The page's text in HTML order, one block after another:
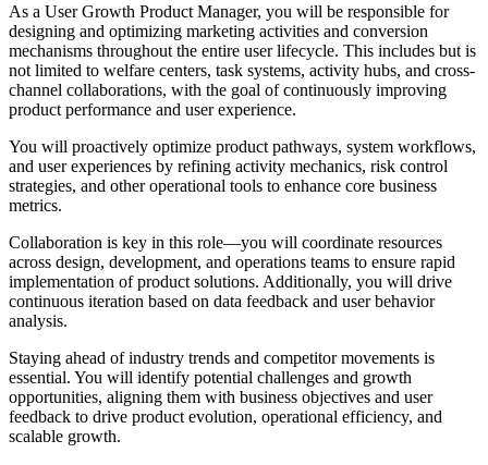
As a User Growth Product Manager, you will be responsible for
designing and optimizing marketing activities and conversion
mechanisms throughout the entire user lifecycle. This includes but is
not limited to welfare centers, task systems, activity hubs, and cross-
channel collaborations, with the goal of continuously improving
product performance and user experience.
You will proactively optimize product pathways, system workflows,
and user experiences by refining activity mechanics, risk control
strategies, and other operational tools to enhance core business
metrics.
Collaboration is key in this role—you will coordinate resources
across design, development, and operations teams to ensure rapid
implementation of product solutions. Additionally, you will drive
continuous iteration based on data feedback and user behavior
analysis.
Staying ahead of industry trends and competitor movements is
essential. You will identify potential challenges and growth
opportunities, aligning them with business objectives and user
feedback to drive product evolution, operational efficiency, and
scalable growth.